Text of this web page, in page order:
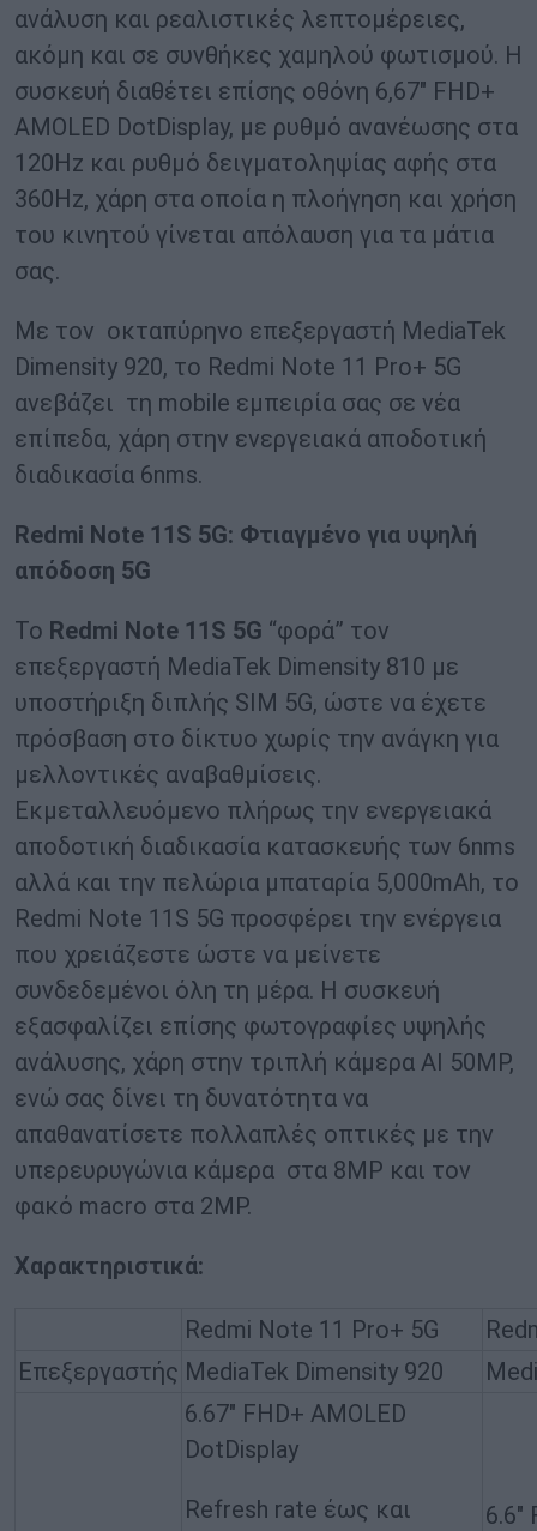
ανάλυση και ρεαλιστικές λεπτομέρειες,
ακόμη και σε συνθήκες χαμηλού φωτισμού. Η
συσκευή διαθέτει επίσης οθόνη 6,67″ FHD+
AMOLED DotDisplay, με ρυθμό ανανέωσης στα
120Hz και ρυθμό δειγματοληψίας αφής στα
360Hz, χάρη στα οποία η πλοήγηση και χρήση
του κινητού γίνεται απόλαυση για τα μάτια
σας.
Με τον οκταπύρηνο επεξεργαστή MediaTek
Dimensity 920, το Redmi Note 11 Pro+ 5G
ανεβάζει τη mobile εμπειρία σας σε νέα
επίπεδα, χάρη στην ενεργειακά αποδοτική
διαδικασία 6nms.
Redmi Note 11S 5G: Φτιαγμένο για υψηλή
απόδοση 5G
Το Redmi Note 11S 5G “φορά” τον
επεξεργαστή MediaTek Dimensity 810 με
υποστήριξη διπλής SIM 5G, ώστε να έχετε
πρόσβαση στο δίκτυο χωρίς την ανάγκη για
μελλοντικές αναβαθμίσεις.
Εκμεταλλευόμενο πλήρως την ενεργειακά
αποδοτική διαδικασία κατασκευής των 6nms
αλλά και την πελώρια μπαταρία 5,000mAh, το
Redmi Note 11S 5G προσφέρει την ενέργεια
που χρειάζεστε ώστε να μείνετε
συνδεδεμένοι όλη τη μέρα. Η συσκευή
εξασφαλίζει επίσης φωτογραφίες υψηλής
ανάλυσης, χάρη στην τριπλή κάμερα AI 50MP,
ενώ σας δίνει τη δυνατότητα να
απαθανατίσετε πολλαπλές οπτικές με την
υπερευρυγώνια κάμερα στα 8MP και τον
φακό macro στα 2MP.
Χαρακτηριστικά:
Redmi Note 11 Pro+ 5G
Επεξεργαστής MediaTek Dimensity 920
6.67″ FHD+ AMOLED
DotDisplay
Refresh rate έως και 6.6″